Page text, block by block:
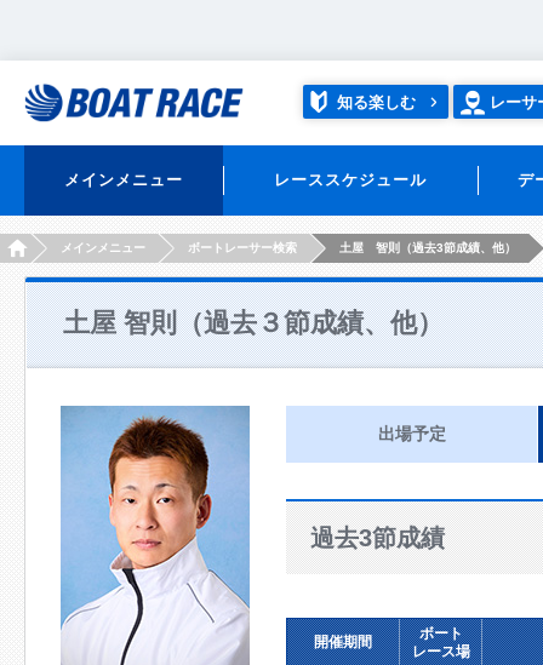
知る楽しむ レーサ
メインメニュー レーススケジュール デ
HOMEメインメニュー ボートレーサー検索 土屋 智則（過去3節成績、他）
土屋 智則（過去３節成績、他）
出場予定
過去3節成績
開催期間
ボート
レース場